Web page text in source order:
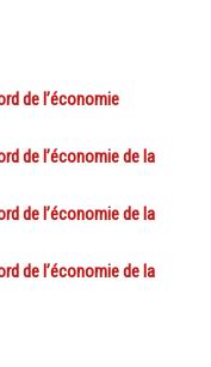
de l’économie
de l’économie de la
de l’économie de la
de l’économie de la